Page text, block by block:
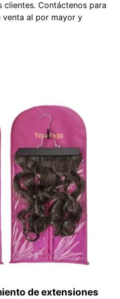
clientes. Contáctenos para
al por mayor y
de extensiones